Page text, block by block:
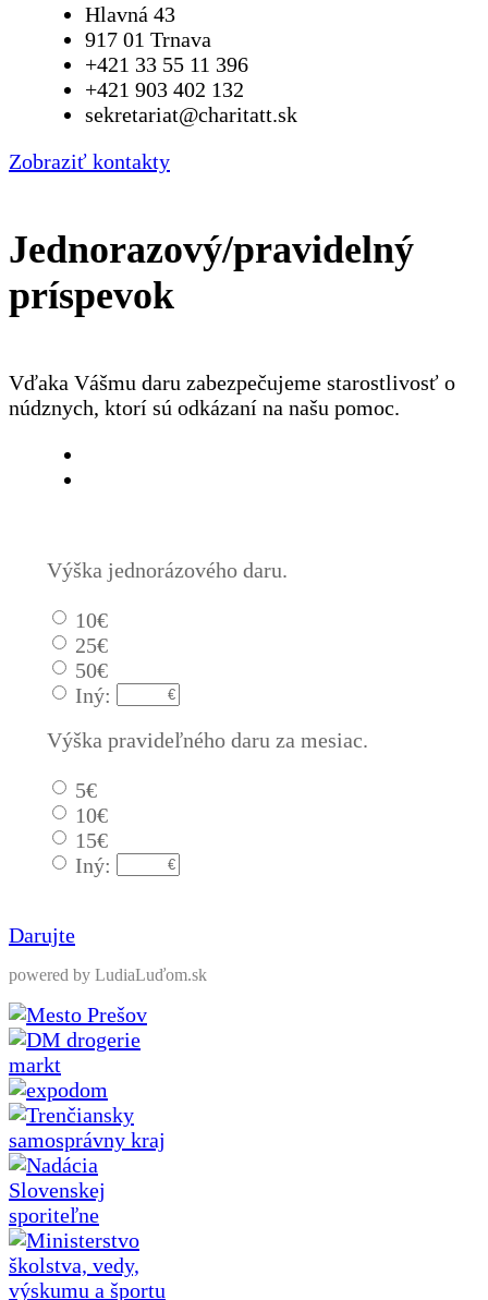
Hlavná 43
917 01 Trnava
+421 33 55 11 396
+421 903 402 132
sekretariat@charitatt.sk
Zobraziť kontakty
Jednorazový/pravidelný
príspevok
Vďaka Vášmu daru zabezpečujeme starostlivosť o
núdznych, ktorí sú odkázaní na našu pomoc.
Výška jednorázového daru.
10€
25€
50€
Iný:
Výška pravideľného daru za mesiac.
5€
10€
15€
Iný:
Darujte
powered by LudiaLuďom.sk